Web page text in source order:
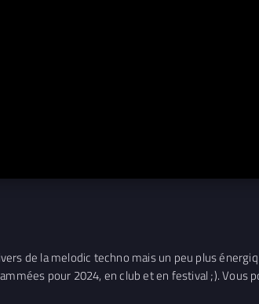
de la melodic techno mais un peu plus
pour 2024, en club et en festival ;). Vous